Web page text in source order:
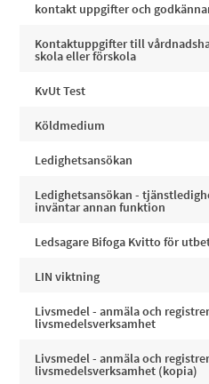
kontakt uppgifter och
Kontaktuppgifter till
skola eller förskola
KvUt Test
Köldmedium
Ledighetsansökan
Ledighetsansökan -
inväntar annan funktion
Ledsagare Bifoga Kvitto för
LIN viktning
Livsmedel - anmäla och
livsmedelsverksamhet
Livsmedel - anmäla och
livsmedelsverksamhet (kopia)